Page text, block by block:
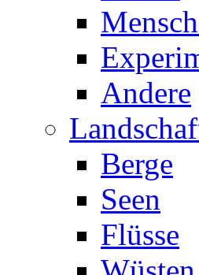
Andere
Berge
Seen
Flüsse